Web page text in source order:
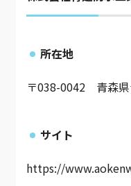
所在地
〒038-0042 青森県
サイト
https://